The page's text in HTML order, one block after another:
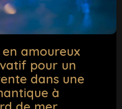
amoureux
pour un
dans une
à